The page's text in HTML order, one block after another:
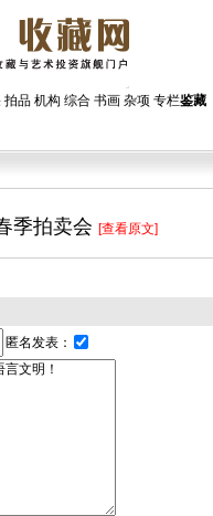
拍品 机构 综合 书画 杂项 专栏鉴藏
季拍卖会 [查看原文]
匿名发表：